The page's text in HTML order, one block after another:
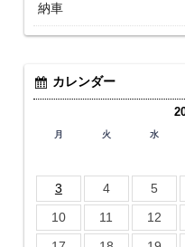
納車
カレンダー
月 火 水
3
4 5
10
11 12